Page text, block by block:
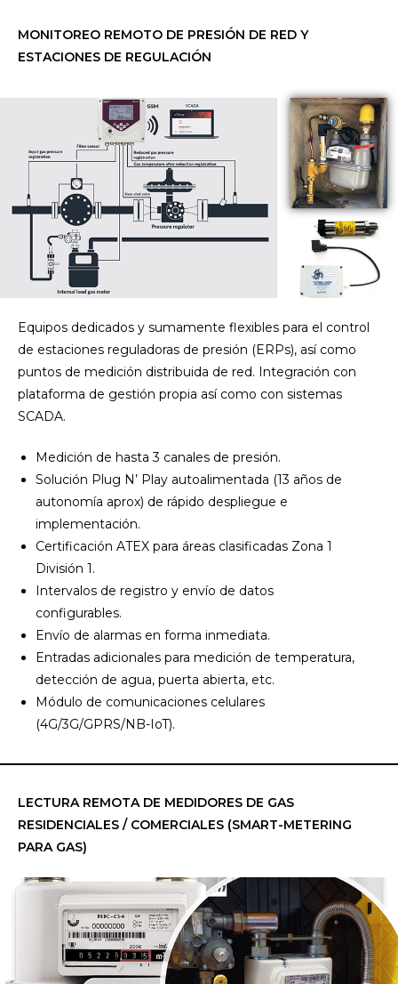
MONITOREO REMOTO DE PRESIÓN DE RED Y
ESTACIONES DE REGULACIÓN
Equipos dedicados y sumamente flexibles para el control
de estaciones reguladoras de presión (ERPs), así como
puntos de medición distribuida de red. Integración con
plataforma de gestión propia así como con sistemas
SCADA.
Medición de hasta 3 canales de presión.
Solución Plug N’ Play autoalimentada (13 años de
autonomía aprox) de rápido despliegue e
implementación.
Certificación ATEX para áreas clasificadas Zona 1
División 1.
Intervalos de registro y envío de datos
configurables.
Envío de alarmas en forma inmediata.
Entradas adicionales para medición de temperatura,
detección de agua, puerta abierta, etc.
Módulo de comunicaciones celulares
(4G/3G/GPRS/NB-IoT).
LECTURA REMOTA DE MEDIDORES DE GAS
RESIDENCIALES / COMERCIALES (SMART-METERING
PARA GAS)